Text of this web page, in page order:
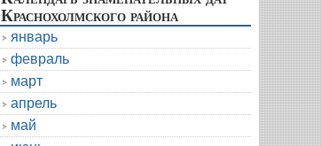
Краснохолмского района
январь
февраль
март
апрель
май